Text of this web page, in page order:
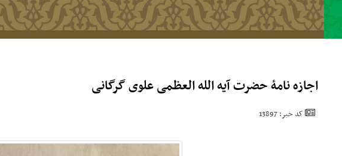
اجازه نامۀ حضرت آیه الله العظمی علوی گرگانی
کد خبر: 13897